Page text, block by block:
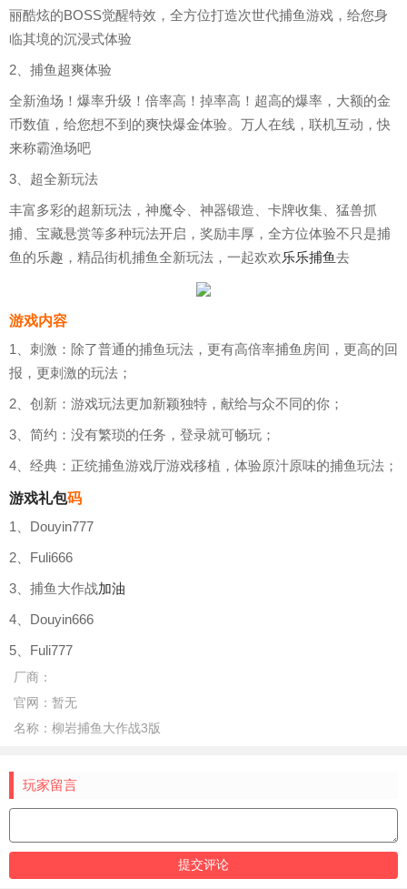
丽酷炫的BOSS觉醒特效，全方位打造次世代捕鱼游戏，给您身
临其境的沉浸式体验
2、捕鱼超爽体验
全新渔场！爆率升级！倍率高！掉率高！超高的爆率，大额的金
币数值，给您想不到的爽快爆金体验。万人在线，联机互动，快
来称霸渔场吧
3、超全新玩法
丰富多彩的超新玩法，神魔令、神器锻造、卡牌收集、猛兽抓
捕、宝藏悬赏等多种玩法开启，奖励丰厚，全方位体验不只是捕
鱼的乐趣，精品街机捕鱼全新玩法，一起欢欢乐乐捕鱼去
游戏内容
1、刺激：除了普通的捕鱼玩法，更有高倍率捕鱼房间，更高的回
报，更刺激的玩法；
2、创新：游戏玩法更加新颖独特，献给与众不同的你；
3、简约：没有繁琐的任务，登录就可畅玩；
4、经典：正统捕鱼游戏厅游戏移植，体验原汁原味的捕鱼玩法；
游戏礼包码
1、Douyin777
2、Fuli666
3、捕鱼大作战加油
4、Douyin666
5、Fuli777
厂商：
官网： 暂无
名称： 柳岩捕鱼大作战3版
玩家留言